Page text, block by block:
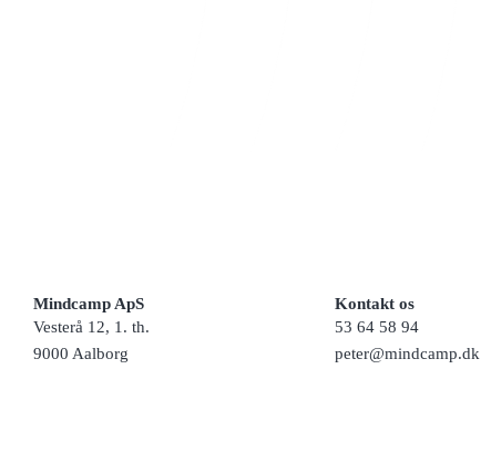
Mindcamp ApS
Vesterå 12, 1. th.
9000 Aalborg
Kontakt os
53 64 58 94
peter@mindcamp.dk